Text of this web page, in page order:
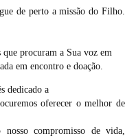
de perto a missão do Filho.
que procuram a Sua voz em
em encontro e doação.
dedicado a
oferecer o melhor de
compromisso de vida,